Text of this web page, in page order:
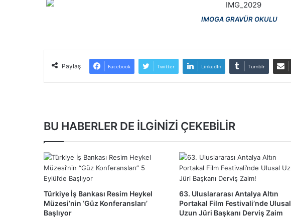
IMOGA GRAVÜR OKULU
Paylaş Facebook Twitter LinkedIn Tumblr
BU HABERLER DE İLGİNİZİ ÇEKEBİLİR
Türkiye İş Bankası Resim Heykel
Müzesi’nin ‘Güz Konferansları’
Başlıyor
63. Uluslararası Antalya Altın
Portakal Film Festivali’nde Ulusal
Uzun Jüri Başkanı Derviş Zaim